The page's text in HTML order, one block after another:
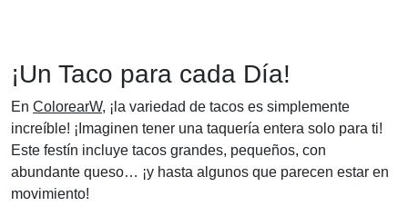
¡Un Taco para cada Día!
En ColorearW, ¡la variedad de tacos es simplemente
increíble! ¡Imaginen tener una taquería entera solo para ti!
Este festín incluye tacos grandes, pequeños, con
abundante queso… ¡y hasta algunos que parecen estar en
movimiento!